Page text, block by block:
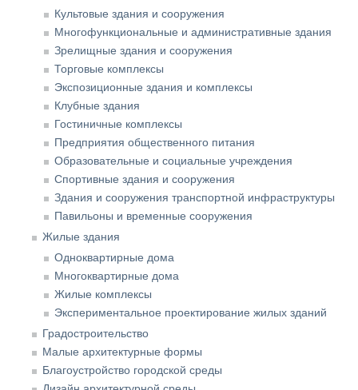
Культовые здания и сооружения
Многофункциональные и административные здания
Зрелищные здания и сооружения
Торговые комплексы
Экспозиционные здания и комплексы
Клубные здания
Гостиничные комплексы
Предприятия общественного питания
Образовательные и социальные учреждения
Спортивные здания и сооружения
Здания и сооружения транспортной инфраструктуры
Павильоны и временные сооружения
Жилые здания
Одноквартирные дома
Многоквартирные дома
Жилые комплексы
Экспериментальное проектирование жилых зданий
Градостроительство
Малые архитектурные формы
Благоустройство городской среды